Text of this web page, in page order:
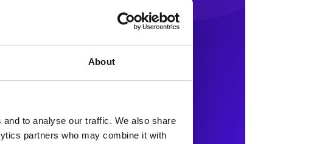
About
to analyse our traffic. We also share
partners who may combine it with